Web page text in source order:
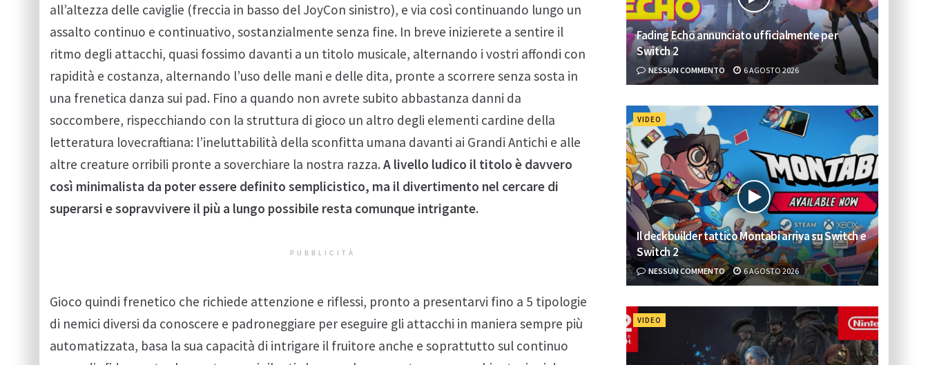
all’altezza delle caviglie (freccia in basso del JoyCon sinistro), e via così continuando lungo un
assalto continuo e continuativo, sostanzialmente senza fine. In breve inizierete a sentire il
ritmo degli attacchi, quasi fossimo davanti a un titolo musicale, alternando i vostri affondi con
rapidità e costanza, alternando l’uso delle mani e delle dita, pronte a scorrere senza sosta in
una frenetica danza sui pad. Fino a quando non avrete subito abbastanza danni da
soccombere, rispecchiando con la struttura di gioco un altro degli elementi cardine della
letteratura lovecraftiana: l’ineluttabilità della sconfitta umana davanti ai Grandi Antichi e alle
altre creature orribili pronte a soverchiare la nostra razza. A livello ludico il titolo è davvero
così minimalista da poter essere definito semplicistico, ma il divertimento nel cercare di
superarsi e sopravvivere il più a lungo possibile resta comunque intrigante.
PUBBLICITÀ
Gioco quindi frenetico che richiede attenzione e riflessi, pronto a presentarvi fino a 5 tipologie
di nemici diversi da conoscere e padroneggiare per eseguire gli attacchi in maniera sempre più
automatizzata, basa la sua capacità di intrigare il fruitore anche e soprattutto sul continuo
Fading Echo annunciato ufficialmente per
Switch 2
NESSUN COMMENTO 6 AGOSTO 2026
VIDEO
Il deckbuilder tattico Montabi arriva su Switch e
Switch 2
NESSUN COMMENTO 6 AGOSTO 2026
VIDEO